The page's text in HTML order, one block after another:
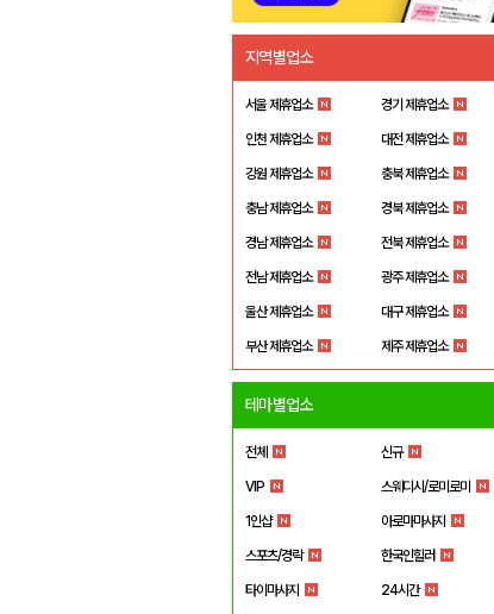
지역별업소
서울 제휴업소 경기 제휴업소
인천 제휴업소 대전 제휴업소
강원 제휴업소 충북 제휴업소
충남 제휴업소 경북 제휴업소
경남 제휴업소 전북 제휴업소
전남 제휴업소 광주 제휴업소
울산 제휴업소 대구 제휴업소
부산 제휴업소 제주 제휴업소
테마별업소
전체 신규
VIP 스웨디시/로미로미
1인샵 아로마마사지
스포츠/경락 한국인힐러
타이마사지 24시간